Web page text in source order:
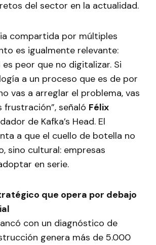
del sector en la actualidad.
compartida por múltiples
es igualmente relevante:
peor que no digitalizar. Si
a un proceso que es de por
vas a arreglar el problema, vas
frustración”, señaló Félix
de Kafka’s Head. El
a que el cuello de botella no
sino cultural: empresas
en serie.
que opera por debajo
con un diagnóstico de
genera más de 5.000